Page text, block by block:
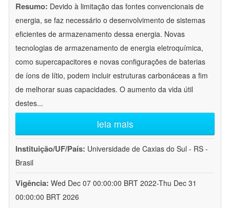
Resumo: Devido à limitação das fontes convencionais de
energia, se faz necessário o desenvolvimento de sistemas
eficientes de armazenamento dessa energia. Novas
tecnologias de armazenamento de energia eletroquímica,
como supercapacitores e novas configurações de baterias
de íons de lítio, podem incluir estruturas carbonáceas a fim
de melhorar suas capacidades. O aumento da vida útil
destes...
leia mais
Instituição/UF/País: Universidade de Caxias do Sul - RS -
Brasil
Vigência: Wed Dec 07 00:00:00 BRT 2022-Thu Dec 31
00:00:00 BRT 2026